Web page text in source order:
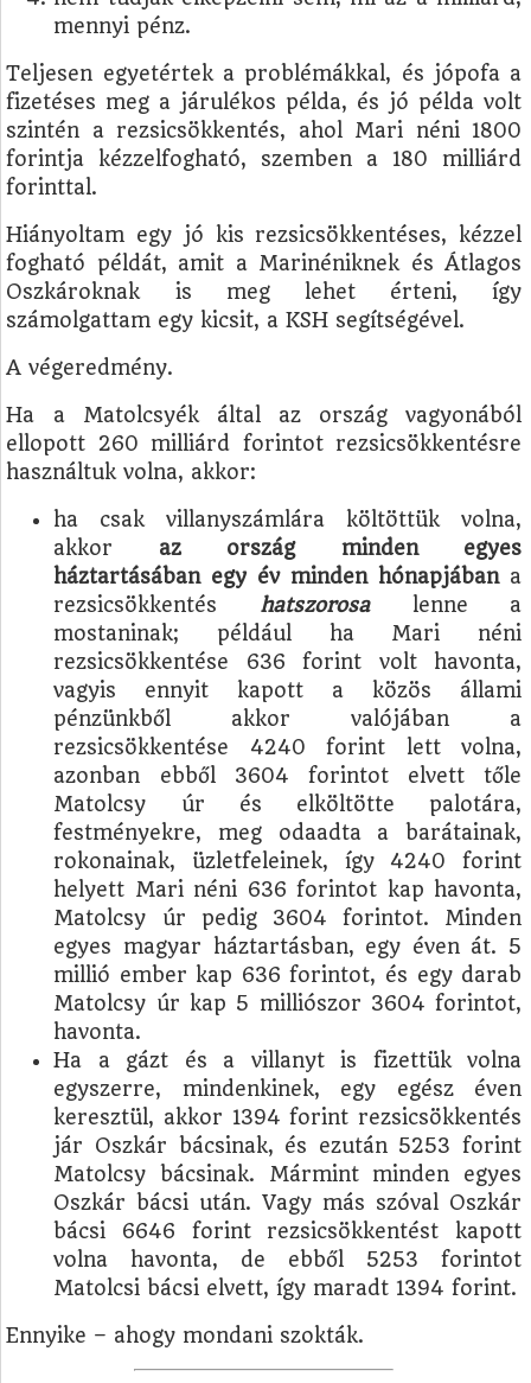
mennyi pénz.
Teljesen egyetértek a problémákkal, és jópofa a
fizetéses meg a járulékos példa, és jó példa volt
szintén a rezsicsökkentés, ahol Mari néni 1800
forintja kézzelfogható, szemben a 180 milliárd
forinttal.
Hiányoltam egy jó kis rezsicsökkentéses, kézzel
fogható példát, amit a Marinéniknek és Átlagos
Oszkároknak is meg lehet érteni, így
számolgattam egy kicsit, a KSH segítségével.
A végeredmény.
Ha a Matolcsyék által az ország vagyonából
ellopott 260 milliárd forintot rezsicsökkentésre
használtuk volna, akkor:
ha csak villanyszámlára költöttük volna,
akkor az ország minden egyes
háztartásában egy év minden hónapjábana
rezsicsökkentés hatszorosalenne a
mostaninak; például ha Mari néni
rezsicsökkentése 636 forint volt havonta,
vagyis ennyit kapott a közös állami
pénzünkből akkor valójában a
rezsicsökkentése 4240 forint lett volna,
azonban ebből 3604 forintot elvett tőle
Matolcsy úr és elköltötte palotára,
festményekre, meg odaadta a barátainak,
rokonainak, üzletfeleinek, így 4240 forint
helyett Mari néni 636 forintot kap havonta,
Matolcsy úr pedig 3604 forintot. Minden
egyes magyar háztartásban, egy éven át. 5
millió ember kap 636 forintot, és egy darab
Matolcsy úr kap 5 milliószor 3604 forintot,
havonta.
Ha a gázt és a villanyt is fizettük volna
egyszerre, mindenkinek, egy egész éven
keresztül, akkor 1394 forint rezsicsökkentés
jár Oszkár bácsinak, és ezután 5253 forint
Matolcsy bácsinak. Mármint minden egyes
Oszkár bácsi után. Vagy más szóval Oszkár
bácsi 6646 forint rezsicsökkentést kapott
volna havonta, de ebből 5253 forintot
Matolcsi bácsi elvett, így maradt 1394 forint.
Ennyike – ahogy mondani szokták.